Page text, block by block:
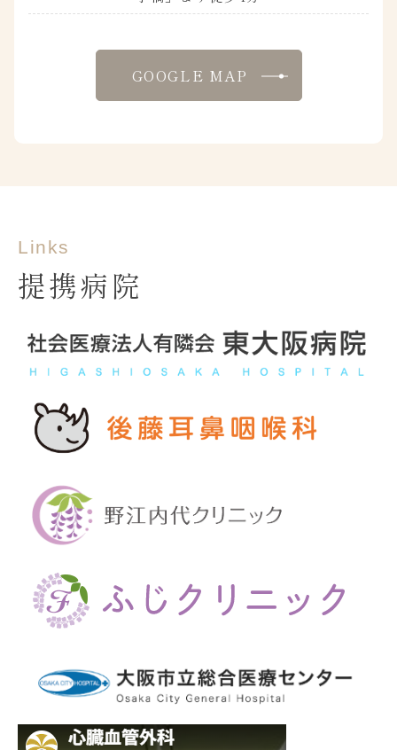
GOOGLE MAP
Links
提携病院